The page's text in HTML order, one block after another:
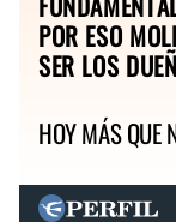
POR ESO
SER LOS
HOY MÁS QUE